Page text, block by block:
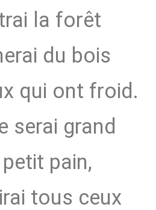
la forêt
du bois
qui ont froid.
serai grand
pain,
tous ceux